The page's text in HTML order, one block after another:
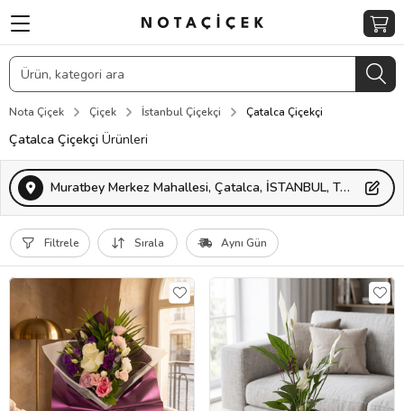
Nota Çiçek Çiçek İstanbul Çiçekçi Çatalca Çiçekçi
Çatalca Çiçekçi Ürünleri
Muratbey Merkez Mahallesi, Çatalca, İSTANBUL, Türkiye
Filtrele Sırala Aynı Gün